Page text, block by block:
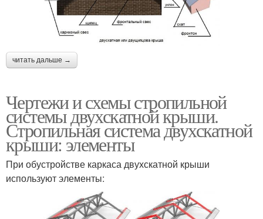
читать дальше →
Чертежи и схемы стропильной
системы двухскатной крыши.
Стропильная система двухскатной
крыши: элементы
При обустройстве каркаса двухскатной крыши
используют элементы: